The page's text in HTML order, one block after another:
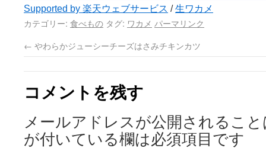
Supported by 楽天ウェブサービス /生ワカメ
カテゴリー: 食べもの タグ: ワカメ パーマリンク
← やわらかジューシーチーズはさみチキンカツ
コメントを残す
メールアドレスが公開されるこ
が付いている欄は必須項目です